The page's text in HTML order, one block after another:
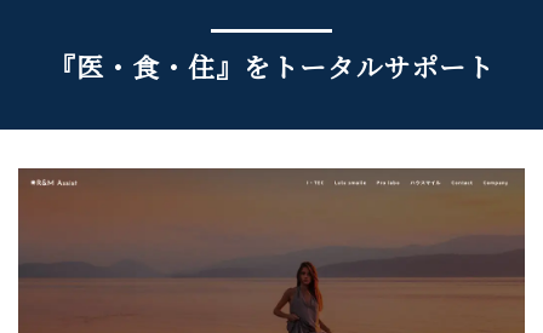
『医・食・住』をトータルサポート